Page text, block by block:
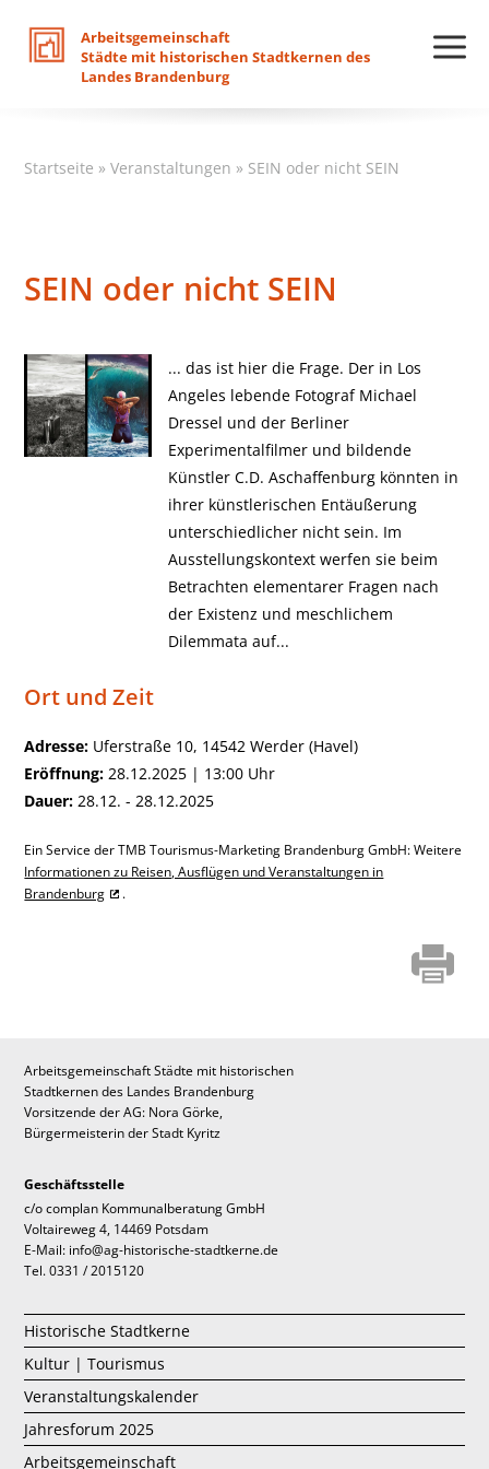
Arbeitsgemeinschaft
Städte mit historischen Stadtkernen des
Landes Brandenburg
Startseite »Veranstaltungen » SEIN oder nicht SEIN
SEIN oder nicht SEIN
... das ist hier die Frage. Der in Los
Angeles lebende Fotograf Michael
Dressel und der Berliner
Experimentalfilmer und bildende
Künstler C.D. Aschaffenburg könnten in
ihrer künstlerischen Entäußerung
unterschiedlicher nicht sein. Im
Ausstellungskontext werfen sie beim
Betrachten elementarer Fragen nach
der Existenz und meschlichem
Dilemmata auf...
Ort und Zeit
Adresse: Uferstraße 10, 14542 Werder (Havel)
Eröffnung: 28.12.2025 | 13:00 Uhr
Dauer: 28.12. - 28.12.2025
Ein Service der TMB Tourismus-Marketing Brandenburg GmbH: Weitere
Informationen zu Reisen, Ausflügen und Veranstaltungen in
Brandenburg
.
Arbeitsgemeinschaft Städte mit historischen
Stadtkernen des Landes Brandenburg
Vorsitzende der AG: Nora Görke,
Bürgermeisterin der Stadt Kyritz
Geschäftsstelle
c/o complan Kommunalberatung GmbH
Voltaireweg 4, 14469 Potsdam
E-Mail: info@ag-historische-stadtkerne.de
Tel. 0331 / 2015120
Historische Stadtkerne
Kultur | Tourismus
Veranstaltungskalender
Jahresforum 2025
Arbeitsgemeinschaft